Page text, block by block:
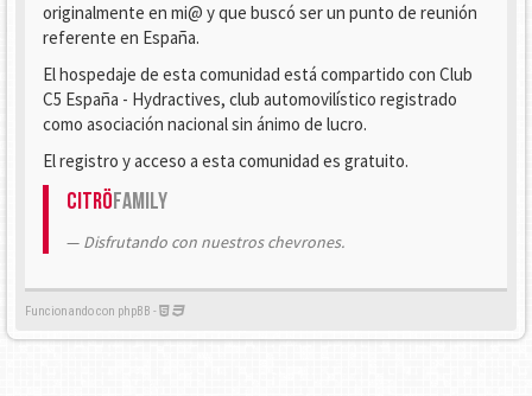
originalmente en mi@ y que buscó ser un punto de reunión
referente en España.
El hospedaje de esta comunidad está compartido con Club
C5 España - Hydractives, club automovilístico registrado
como asociación nacional sin ánimo de lucro.
El registro y acceso a esta comunidad es gratuito.
CitröFamily
Disfrutando con nuestros chevrones.
Funcionando con phpBB -